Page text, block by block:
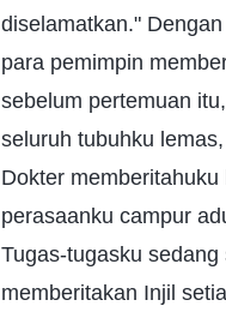
diselamatkan."
para pemimpin
sebelum pertemuan
seluruh tubuhku
Dokter
perasaanku campur
Tugas-tugasku
memberitakan Injil